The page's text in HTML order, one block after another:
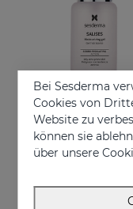
In den
SALISES
Bei Sesderma
Cookies von
Website zu
können sie
über unsere